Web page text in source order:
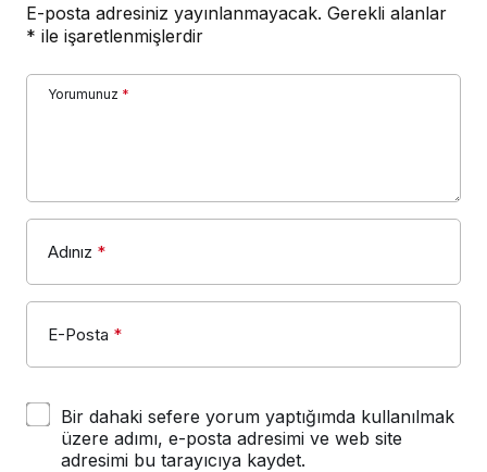
E-posta adresiniz yayınlanmayacak. Gerekli alanlar
* ile işaretlenmişlerdir
Yorumunuz *
Adınız *
E-Posta *
Bir dahaki sefere yorum yaptığımda kullanılmak
üzere adımı, e-posta adresimi ve web site
adresimi bu tarayıcıya kaydet.